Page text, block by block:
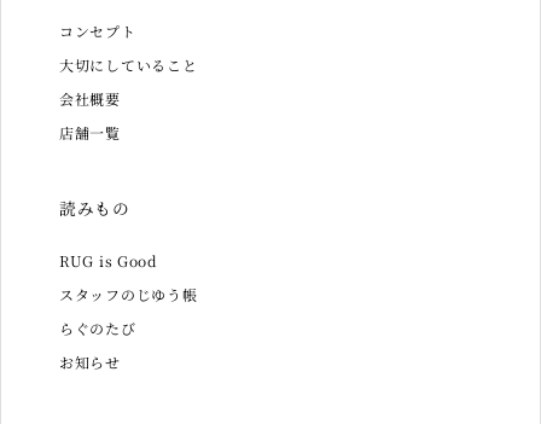
コンセプト
大切にしていること
会社概要
店舗一覧
読みもの
RUG is Good
スタッフのじゆう帳
らぐのたび
お知らせ